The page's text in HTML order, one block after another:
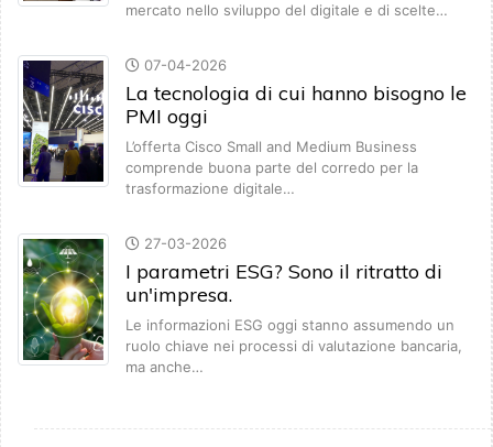
mercato nello sviluppo del digitale e di scelte…
07-04-2026
La tecnologia di cui hanno bisogno le
PMI oggi
L’offerta Cisco Small and Medium Business
comprende buona parte del corredo per la
trasformazione digitale…
27-03-2026
I parametri ESG? Sono il ritratto di
un'impresa.
Le informazioni ESG oggi stanno assumendo un
ruolo chiave nei processi di valutazione bancaria,
ma anche…